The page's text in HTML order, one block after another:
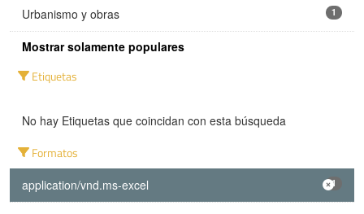
Urbanismo y obras 1
Mostrar solamente populares
Etiquetas
No hay Etiquetas que coincidan con esta búsqueda
Formatos
application/vnd.ms-excel 1